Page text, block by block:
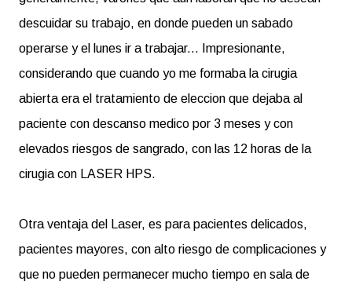
descuidar su trabajo, en donde pueden un sabado
operarse y el lunes ir a trabajar... Impresionante,
considerando que cuando yo me formaba la cirugia
abierta era el tratamiento de eleccion que dejaba al
paciente con descanso medico por 3 meses y con
elevados riesgos de sangrado, con las 12 horas de la
cirugia con LASER HPS.
Otra ventaja del Laser, es para pacientes delicados,
pacientes mayores, con alto riesgo de complicaciones y
que no pueden permanecer mucho tiempo en sala de